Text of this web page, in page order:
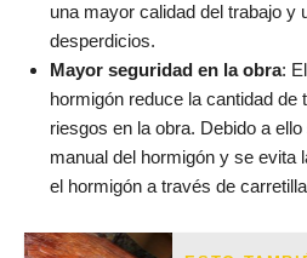
una mayor calidad del trabajo y
desperdicios.
Mayor seguridad en la obra:
hormigón reduce la cantidad
riesgos en la obra. Debido a
manual del hormigón y se evita
el hormigón a través de